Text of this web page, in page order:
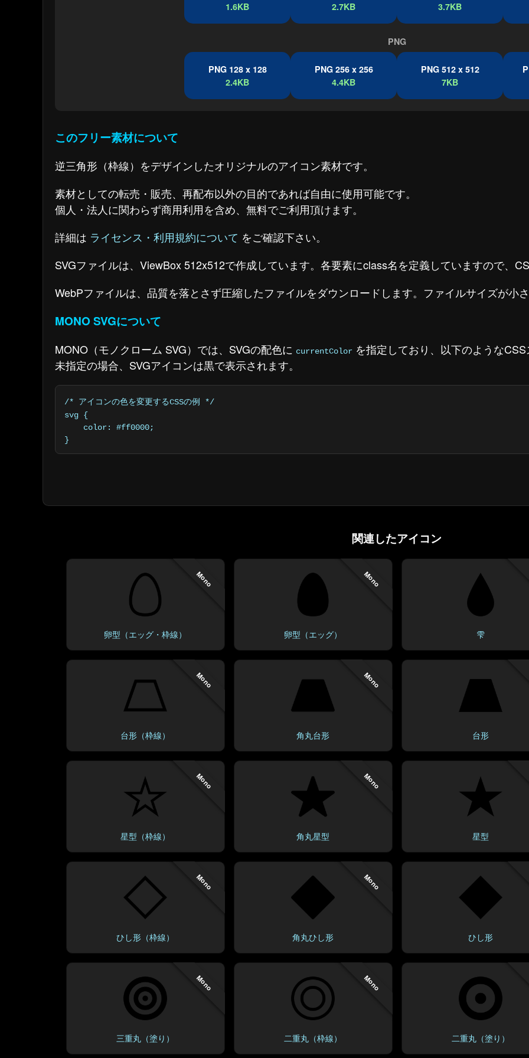
1.6KB
2.7KB
3.7KB
PNG
PNG 128 x 128
2.4KB
PNG 256 x 256
4.4KB
PNG 512 x 512
7KB
このフリー素材について
逆三角形（枠線）をデザインしたオリジナルのアイコン素材です。
素材としての転売・販売、再配布以外の目的であれば自由に使用可能です。
個人・法人に関わらず商用利用を含め、無料でご利用頂けます。
詳細は ライセンス・利用規約について をご確認下さい。
SVGファイルは、ViewBox 512x512で作成しています。各要素にclass名を定義していますので、
WebPファイルは、品質を落とさず圧縮したファイルをダウンロードします。ファイルサイズが小
MONO SVGについて
MONO（モノクローム SVG）では、SVGの配色に currentColor を指定しており、以下のような
未指定の場合、SVGアイコンは黒で表示されます。
/* アイコンの色を変更するCSSの例 */
svg {
    color: #ff0000;
}
関連したアイコン
Mono
卵型（エッグ・枠線）
Mono
卵型（エッグ） 雫
Mono
台形（枠線）
Mono
角丸台形 台形
Mono
星型（枠線）
Mono
角丸星型 星型
Mono
ひし形（枠線）
Mono
角丸ひし形 ひし形
Mono
三重丸（塗り）
Mono
二重丸（枠線） 二重丸（塗り）